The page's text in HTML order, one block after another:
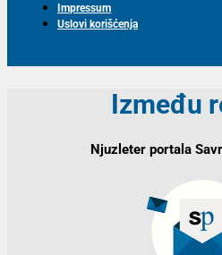
Impressum
Uslovi korišćenja
Između
Njuzleter portala